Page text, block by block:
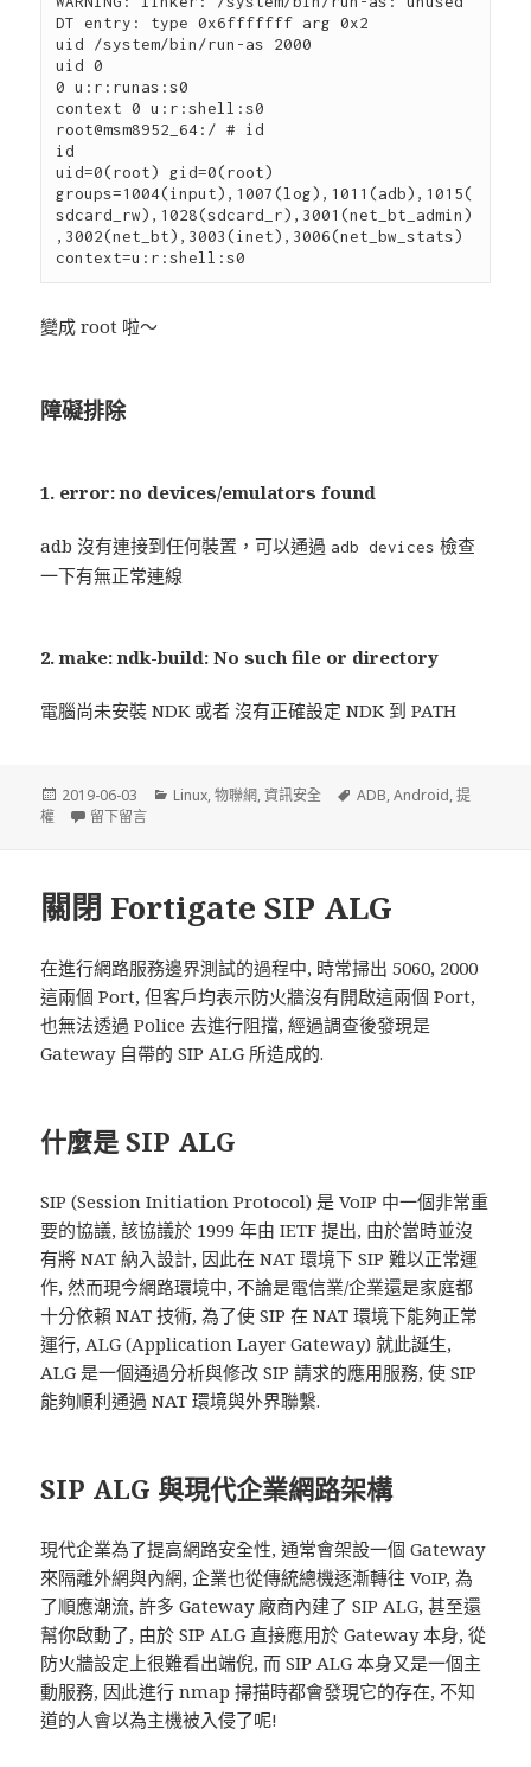
DT entry: type 0x6fffffff arg 0x2
uid /system/bin/run-as 2000
uid 0
0 u:r:runas:s0
context 0 u:r:shell:s0
root@msm8952_64:/ # id
id
uid=0(root) gid=0(root)
groups=1004(input),1007(log),1011(adb),1015(
sdcard_rw),1028(sdcard_r),3001(net_bt_admin)
,3002(net_bt),3003(inet),3006(net_bw_stats)
變成 root 啦～
障礙排除
1. error: no devices/emulators found
adb 沒有連接到任何裝置，可以通過 adb devices 檢查
一下有無正常連線
2. make: ndk-build: No such file or directory
電腦尚未安裝 NDK 或者 沒有正確設定 NDK 到 PATH
發
佈
2019-06-03
分
Linux,物聯網,資訊安全
標
ADB,Android,提
權
留下留言
關閉 Fortigate SIP ALG
在進行網路服務邊界測試的過程中, 時常掃出 5060, 2000
這兩個 Port, 但客戶均表示防火牆沒有開啟這兩個 Port,
也無法透過 Police 去進行阻擋, 經過調查後發現是
Gateway 自帶的 SIP ALG 所造成的.
什麼是 SIP ALG
SIP (Session Initiation Protocol) 是 VoIP 中一個非常重
要的協議, 該協議於 1999 年由 IETF 提出, 由於當時並沒
有將 NAT 納入設計, 因此在 NAT 環境下 SIP 難以正常運
作, 然而現今網路環境中, 不論是電信業/企業還是家庭都
十分依賴 NAT 技術, 為了使 SIP 在 NAT 環境下能夠正常
運行, ALG (Application Layer Gateway) 就此誕生,
ALG 是一個通過分析與修改 SIP 請求的應用服務, 使 SIP
能夠順利通過 NAT 環境與外界聯繫.
SIP ALG 與現代企業網路架構
現代企業為了提高網路安全性, 通常會架設一個 Gateway
來隔離外網與內網, 企業也從傳統總機逐漸轉往 VoIP, 為
了順應潮流, 許多 Gateway 廠商內建了 SIP ALG, 甚至還
幫你啟動了, 由於 SIP ALG 直接應用於 Gateway 本身, 從
防火牆設定上很難看出端倪, 而 SIP ALG 本身又是一個主
動服務, 因此進行 nmap 掃描時都會發現它的存在, 不知
道的人會以為主機被入侵了呢!